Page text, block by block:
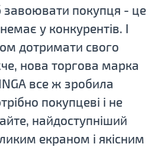
завоювати покупця - це
у конкурентів. І
дотримати свого
нова торгова марка
все ж зробила
покупцеві і не
найдоступніший
екраном і якісним